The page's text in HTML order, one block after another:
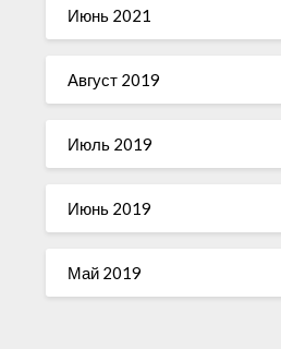
Июнь 2021
Август 2019
Июль 2019
Июнь 2019
Май 2019